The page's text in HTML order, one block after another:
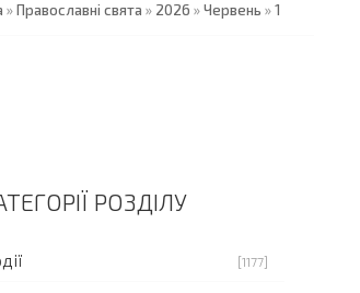
»Православні свята » 2026 »Червень »1
РОЗДІЛУ
[1177]